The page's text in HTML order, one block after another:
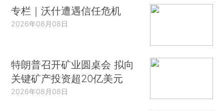
专栏｜沃什遭遇信任危机
2026年08月08日
特朗普召开矿业圆桌会 拟向
关键矿产投资超20亿美元
2026年08月08日